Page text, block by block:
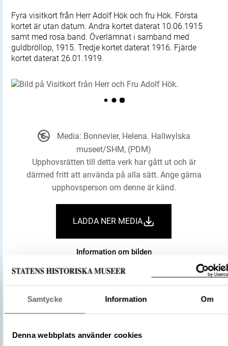
Samtycke Information Om
Denna webbplats använder cookies
Fyra visitkort från Herr Adolf Hök och fru Hök. Första
kortet är utan datum. Andra kortet daterat 10.06.1915
samt med rosa band. Överlämnat i samband med
guldbröllop, 1915. Tredje kortet daterat 1916. Fjärde
kortet daterat 26.01.1919.
Kategori
64. LXIV Arkiv
Media: Bonnevier, Helena. Hallwylska
museet/SHM, (PDM)
Upphovsrätten till detta verk har gått ut och är
därmed fritt att använda på alla sätt. Ange gärna
upphovsperson om denne är känd.
LADDA NER MEDIA
Information om bilden